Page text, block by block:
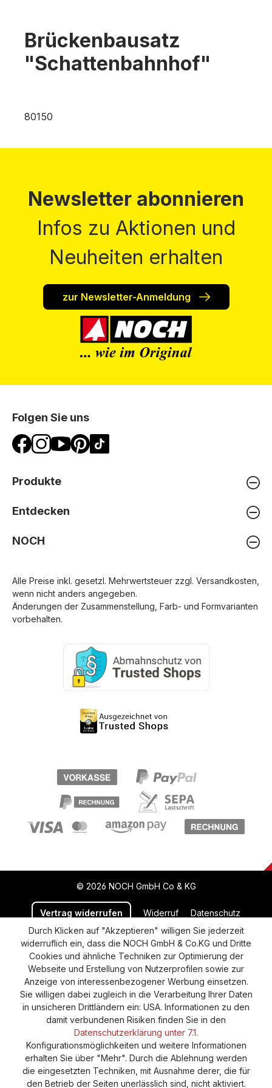
Brückenbausatz
"Schattenbahnhof"
80150
Newsletter abonnieren
Infos zu Aktionen und
Neuheiten erhalten
zur Newsletter-Anmeldung
Folgen Sie uns
Produkte
Entdecken
NOCH
Alle Preise inkl. gesetzl. Mehrwertsteuer zzgl. Versandkosten
wenn nicht anders angegeben.
Änderungen der Zusammenstellung, Farb- und Formvarianten
vorbehalten.
© 2026 NOCH GmbH Co & KG
Vertrag widerrufen Widerruf Datenschutz
Versand und Zahlung AGB
Impressum
Cookie-Einstellungen
Barrierefreiheitserklärung
Durch Klicken auf "Akzeptieren" willigen Sie jederzeit
widerruflich ein, dass die NOCH GmbH & Co.KG und Dritte
Cookies und ähnliche Techniken zur Optimierung der
Webseite und Erstellung von Nutzerprofilen sowie zur
Anzeige von interessenbezogener Werbung einsetzen.
Sie willigen dabei zugleich in die Verarbeitung Ihrer Daten
in unsicheren Drittländern ein: USA. Informationen zu den
damit verbundenen Risiken finden Sie in den
Datenschutzerklärung unter 7.1.
Konfigurationsmöglichkeiten und weitere Informationen
erhalten Sie über "Mehr". Durch die Ablehnung werden
die eingesetzten Techniken, mit Ausnahme derer, die für
den Betrieb der Seiten unerlässlich sind, nicht aktiviert.